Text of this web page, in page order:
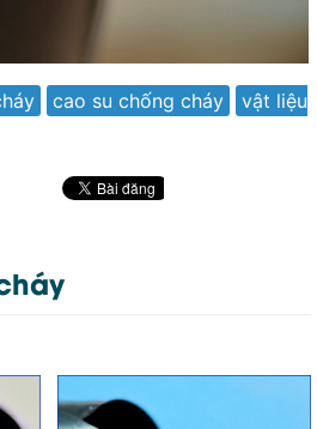
cao su chống cháy
vật liệu